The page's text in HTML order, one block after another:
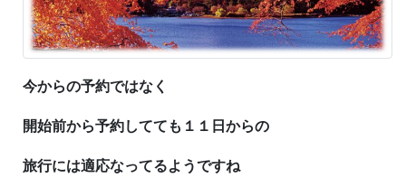
今からの予約ではなく
開始前から予約してても１１日からの
旅行には適応なってるようですね